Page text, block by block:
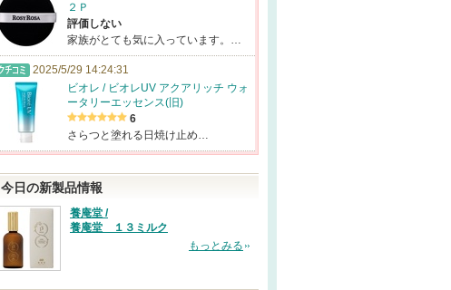
２Ｐ
評価しない
家族がとても気に入っています。…
2025/5/29 14:24:31
ビオレ / ビオレUV アクアリッチ ウォ
ータリーエッセンス(旧)
6
さらつと塗れる日焼け止め…
今日の新製品情報
養庵堂 /
養庵堂 １３ミルク
もっとみる